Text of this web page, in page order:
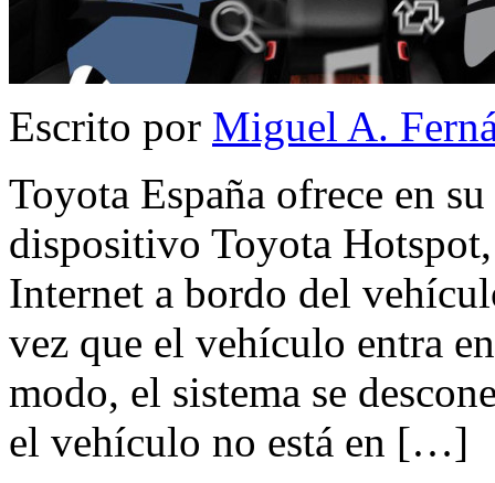
Escrito por Miguel A.
Toyota España ofrece en
dispositivo Toyota
Internet a bordo del
vez que el vehículo entra
modo, el sistema se
el vehículo no está en […]